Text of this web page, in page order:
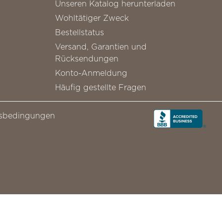
Unseren Katalog herunterladen
Wohltätiger Zweck
Bestellstatus
Versand, Garantien und
Rücksendungen
Konto-Anmeldung
Häufig gestellte Fragen